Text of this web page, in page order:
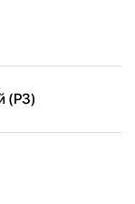
(P3)